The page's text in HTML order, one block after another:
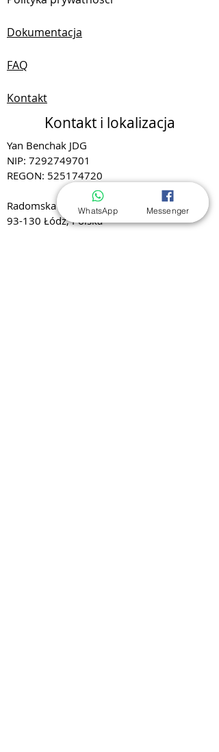
Dokumentacja
FAQ
Kontakt
Kontakt i lokalizacja
Yan Benchak JDG
NIP: 7292749701
REGON: 525174720
Radomska 19A/1
93-130 Łódź, Polska
WhatsApp Messenger